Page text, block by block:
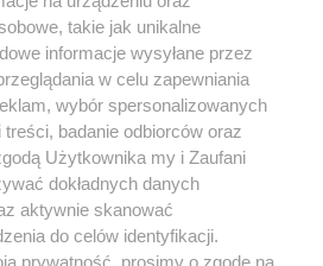
włącznie z umieszczaniem w Internecie
praw. Jakiekolwiek użycie lub
lub w części z naruszeniem prawa, tzn.
pod groźbą kary i może być ścigane
O nas
takie jak unikalne
informacje wysyłane przez
w celu zapewniania
wybór spersonalizowanych
badanie odbiorców oraz
Użytkownika my i Zaufani
dokładnych danych
aktywnie skanować
do celów identyfikacji.
prywatność, prosimy o zgodę na